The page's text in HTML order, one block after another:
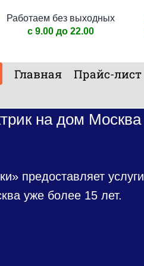
Работаем без выходных
с 9.00 до 22.00
Главная Прайс-лист
на дом Москва
предоставляет услуги
уже более 15 лет.